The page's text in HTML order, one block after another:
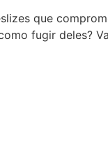
que
fugir deles?